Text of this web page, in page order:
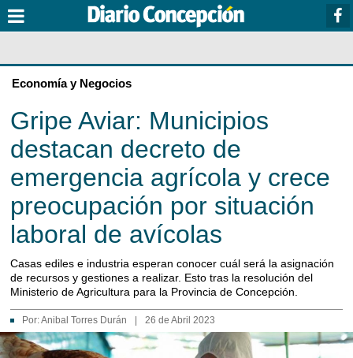
Economía y Negocios
Gripe Aviar: Municipios
destacan decreto de
emergencia agrícola y crece
preocupación por situación
laboral de avícolas
Casas ediles e industria esperan conocer cuál será la asignación
de recursos y gestiones a realizar. Esto tras la resolución del
Ministerio de Agricultura para la Provincia de Concepción.
Por:Anibal Torres Durán 26 de Abril 2023